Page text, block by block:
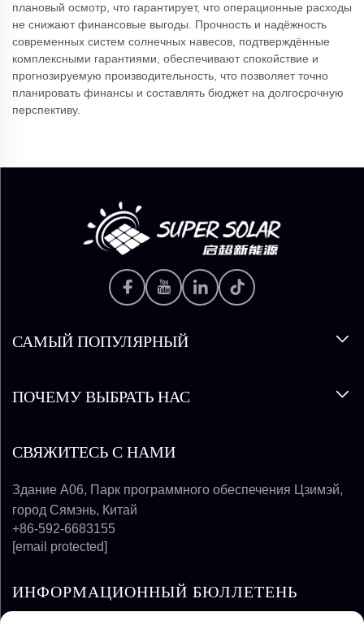
плановый осмотр, что гарантирует, что операционные расходы
не снижают финансовые выгоды. Прочность и надёжность
современных систем солнечных навесов, подтверждённые
комплексными гарантиями, обеспечивают спокойствие и
прогнозируемую производительность, что позволяет точно
планировать финансы и составлять бюджет на долгосрочную
перспективу.
САМЫЙ ПОПУЛЯРНЫЙ
ПОЧЕМУ ВЫБРАТЬ НАС
СВЯЖИТЕСЬ С НАМИ
Здание A06, Парк программного обеспечения Цзимэй,
город Сямэнь, Китай
+86-592-6683155
[email protected]
ИНФОРМАЦИОННЫЙ БЮЛЛЕТЕНЬ